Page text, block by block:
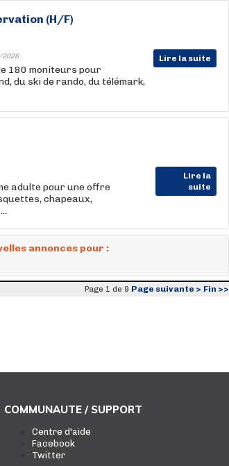
(H/F)
Lire la suite
180 moniteurs pour
du ski de rando, du télémark,
Lire la
suite
adulte pour une offre
chapeaux,
annonces pour :
Page 1 de 9 Page suivante > Fin >>
COMMUNAUTE / SUPPORT
Centre d'aide
Facebook
Twitter